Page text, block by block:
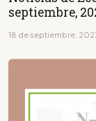
septiembre,
18 de septiembre,